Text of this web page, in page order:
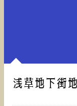
浅草地下街